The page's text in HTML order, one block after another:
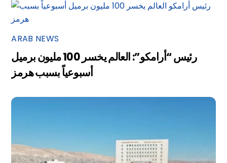
ARAB NEWS
رئيس “أرامكو”: العالم يخسر 100 مليون برميل
أسبوعياً بسبب هرمز